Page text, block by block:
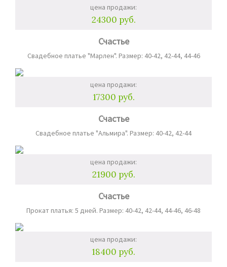
цена продажи:
24300 руб.
Счастье
Свадебное платье "Марлен". Размер: 40-42, 42-44, 44-46
цена продажи:
17300 руб.
Счастье
Свадебное платье "Альмира". Размер: 40-42, 42-44
цена продажи:
21900 руб.
Счастье
Прокат платья: 5 дней. Размер: 40-42, 42-44, 44-46, 46-48
цена продажи:
18400 руб.